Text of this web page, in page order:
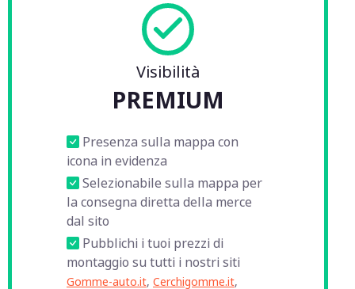
Visibilità
PREMIUM
Presenza sulla mappa con
icona in evidenza
Selezionabile sulla mappa per
la consegna diretta della merce
dal sito
Pubblichi i tuoi prezzi di
montaggio su tutti i nostri siti
Gomme-auto.it, Cerchigomme.it,